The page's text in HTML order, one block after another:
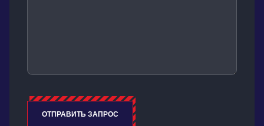
ОТПРАВИТЬ ЗАПРОС